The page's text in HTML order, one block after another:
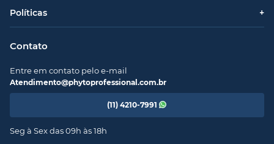
Políticas +
Contato
Entre em contato pelo e-mail
Atendimento@phytoprofessional.com.br
(11) 4210-7991
Seg à Sex das 09h às 18h